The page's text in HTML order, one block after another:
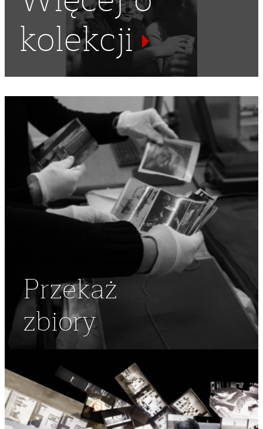
STUDIA WYŻSZE,ARCHITEKCI NARCIARZ ,KREŚLARSTWO
POLITECHNIKA KRAKOWSKA STÓŁ KREŚLARSKI
kolekcji
Przekaż
zbiory